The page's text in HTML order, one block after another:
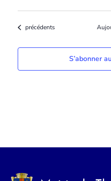
Évènements
précédents
S’abonner